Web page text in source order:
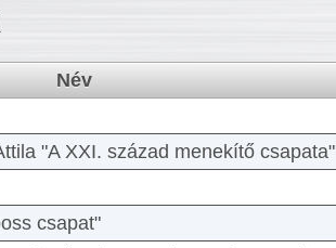
Név
"A XXI. század menekítő csapata"
csapat"